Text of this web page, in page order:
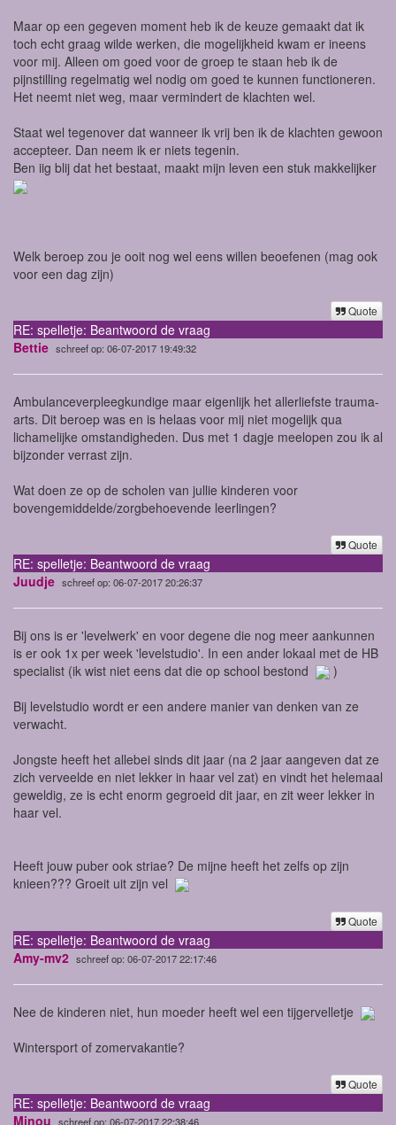
Maar op een gegeven moment heb ik de keuze gemaakt dat ik
toch echt graag wilde werken, die mogelijkheid kwam er ineens
voor mij. Alleen om goed voor de groep te staan heb ik de
pijnstilling regelmatig wel nodig om goed te kunnen functioneren.
Het neemt niet weg, maar vermindert de klachten wel.
Staat wel tegenover dat wanneer ik vrij ben ik de klachten gewoon
accepteer. Dan neem ik er niets tegenin.
Ben iig blij dat het bestaat, maakt mijn leven een stuk makkelijker
Welk beroep zou je ooit nog wel eens willen beoefenen (mag ook
voor een dag zijn)
Quote
RE: spelletje: Beantwoord de vraag
Bettie schreef op: 06-07-2017 19:49:32
Ambulanceverpleegkundige maar eigenlijk het allerliefste trauma-
arts. Dit beroep was en is helaas voor mij niet mogelijk qua
lichamelijke omstandigheden. Dus met 1 dagje meelopen zou ik al
bijzonder verrast zijn.
Wat doen ze op de scholen van jullie kinderen voor
bovengemiddelde/zorgbehoevende leerlingen?
Quote
RE: spelletje: Beantwoord de vraag
Juudje schreef op: 06-07-2017 20:26:37
Bij ons is er 'levelwerk' en voor degene die nog meer aankunnen
is er ook 1x per week 'levelstudio'. In een ander lokaal met de HB
specialist (ik wist niet eens dat die op school bestond
)
Bij levelstudio wordt er een andere manier van denken van ze
verwacht.
Jongste heeft het allebei sinds dit jaar (na 2 jaar aangeven dat ze
zich verveelde en niet lekker in haar vel zat) en vindt het helemaal
geweldig, ze is echt enorm gegroeid dit jaar, en zit weer lekker in
haar vel.
Heeft jouw puber ook striae? De mijne heeft het zelfs op zijn
knieen??? Groeit uit zijn vel
Quote
RE: spelletje: Beantwoord de vraag
Amy-mv2 schreef op: 06-07-2017 22:17:46
Nee de kinderen niet, hun moeder heeft wel een tijgervelletje
Wintersport of zomervakantie?
Quote
RE: spelletje: Beantwoord de vraag
Minou schreef op: 06-07-2017 22:38:46